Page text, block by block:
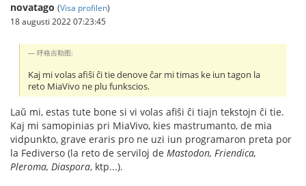
novatago (Visa profilen)
18 augusti 2022 07:23:45
呼格吉勒图:
Kaj mi volas afiŝi ĉi tie denove ĉar mi timas ke iun tagon la
reto MiaVivo ne plu funkscios.
Laŭ mi, estas tute bone si vi volas afiŝi ĉi tiajn tekstojn ĉi tie.
Kaj mi samopinias pri MiaVivo, kies mastrumanto, de mia
vidpunkto, grave eraris pro ne uzi iun programaron preta por
la Fediverso (la reto de serviloj de Mastodon, Friendica,
Pleroma, Diaspora, ktp...).